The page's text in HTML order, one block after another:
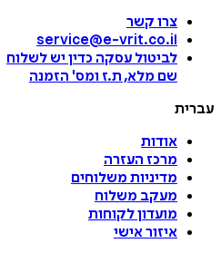
צרו קשר
service@e-vrit.co.il
לביטול עסקה כדין יש לשלוח
שם מלא, ת.ז ומס' הזמנה
עברית
אודות
מרכז העזרה
מדיניות משלוחים
מעקב משלוח
מועדון לקוחות
איזור אישי